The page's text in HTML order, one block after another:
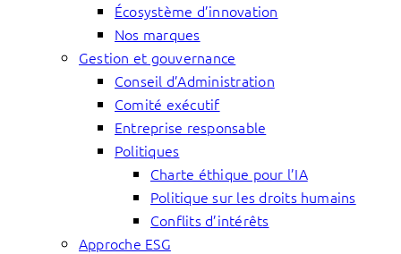
Écosystème d’innovation
Nos marques
Gestion et gouvernance
Conseil d’Administration
Comité exécutif
Entreprise responsable
Politiques
Charte éthique pour l’IA
Politique sur les droits humains
Conflits d’intérêts
Approche ESG